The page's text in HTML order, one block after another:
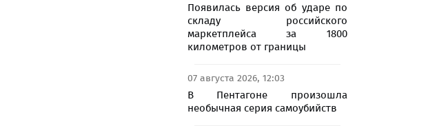
Появилась версия об ударе по
складу российского
маркетплейса за 1800
километров от границы
07 августа 2026, 12:03
В Пентагоне произошла
необычная серия самоубийств